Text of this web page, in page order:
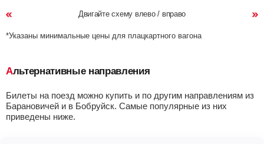
Двигайте схему влево / вправо
*Указаны минимальные цены для плацкартного вагона
Альтернативные направления
Билеты на поезд можно купить и по другим направлениям из
Барановичей и в Бобруйск. Самые популярные из них
приведены ниже.